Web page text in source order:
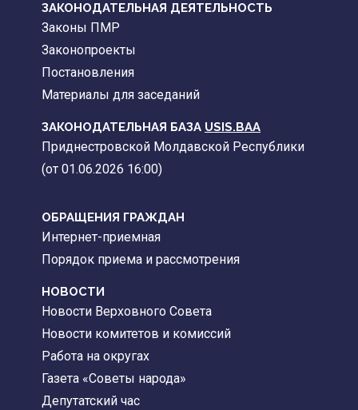
ЗАКОНОДАТЕЛЬНАЯ ДЕЯТЕЛЬНОСТЬ
Законы ПМР
Законопроекты
Постановления
Материалы для заседаний
ЗАКОНОДАТЕЛЬНАЯ БАЗА USIS.BAA
Приднестровской Молдавской Республики
(от 01.06.2026 16:00)
ОБРАЩЕНИЯ ГРАЖДАН
Интернет-приемная
Порядок приема и рассмотрения
НОВОСТИ
Новости Верховного Совета
Новости комитетов и комиссий
Работа на округах
Газета «Советы народа»
Депутатский час